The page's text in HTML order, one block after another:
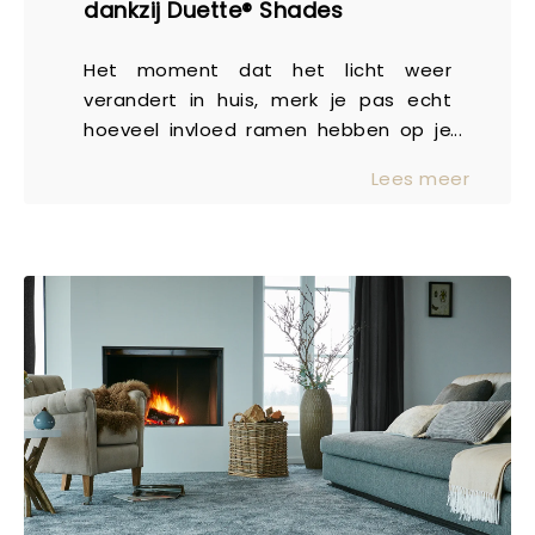
basis. Zo creëer je eenvoudig eenheid
in je interieur, zonder in te leveren op
uitstraling of gebruiksgemak.
Comfortabel en praktisch in het
dagelijks leven Een vloer moet niet
alleen mooi zijn, maar ook prettig
maakt het een fijne keuze voor
gezinnen, appartementen of
woningen waar rust en wooncomfort
belangrijk zijn. Daarnaast is een
vinylvloer eenvoudig te onderhouden.
Regelmatig stofzuigen en af en toe
dweilen is vaak voldoende om de vloer
mooi te houden. Hierdoor blijft er
dankzij Duette® Shades
Het moment dat het licht weer
verandert in huis, merk je pas echt
hoeveel invloed ramen hebben op je
staan, ruimtes warmen sneller op en
dat je huis prettig aanvoelt, zonder
concessies te doen aan sfeer of
uitstraling? Licht dat je interieur tot
leven brengt Daglicht is misschien wel
de belangrijkste sfeermaker in huis.
Het laat kleuren spreken, geeft diepte
aan materialen en zorgt voor een
open en frisse uitstraling. Tegelijkertijd
kan datzelfde licht ook te fel zijn of
Lees meer